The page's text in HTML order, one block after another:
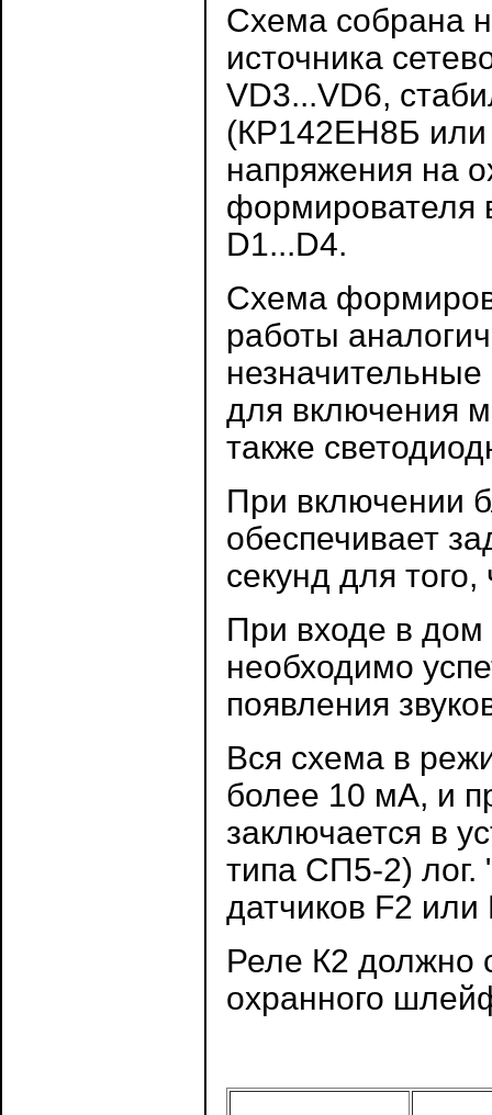
Схема собрана
источника
VD3...VD6,
(КР142ЕН8Б или
напряжения на
формирователя
D1...D4.
Схема
работы
для включения
также
При включении
обеспечивает
секунд для
При входе в дом
необходимо
появления
Вся схема в
более 10 мА, и
заключается в
типа СП5-2) лог.
датчиков F2
Реле К2 должно
охранного